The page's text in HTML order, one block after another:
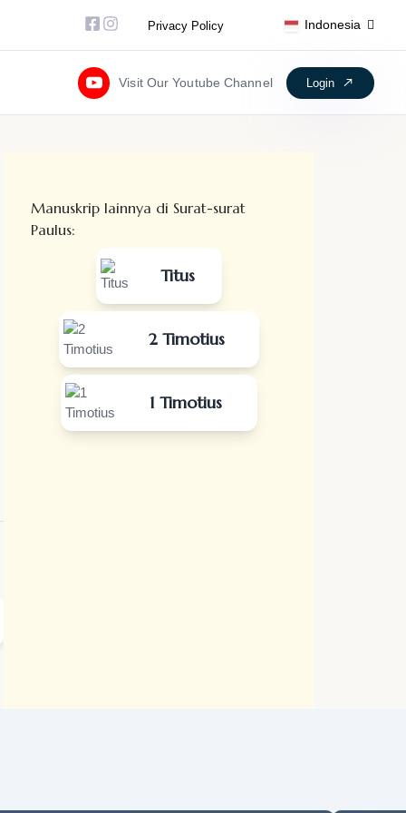
Facebook-square
InstagramPrivacy Policy Indonesia
Visit Our Youtube Channel Login
Manuskrip lainnya di Surat-surat
Paulus:
Titus
2 Timotius
1 Timotius